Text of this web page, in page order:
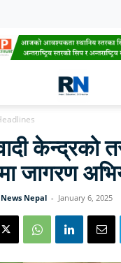
केन्द्रको
जागरण
Nepal - January 6, 2025